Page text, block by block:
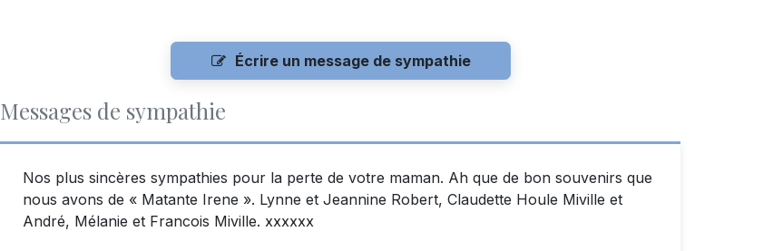
Écrire un message de sympathie
Messages de sympathie
Nos plus sincères sympathies pour la perte de votre maman. Ah que de bon souvenirs que
nous avons de « Matante Irene ». Lynne et Jeannine Robert, Claudette Houle Miville et
André, Mélanie et Francois Miville. xxxxxx